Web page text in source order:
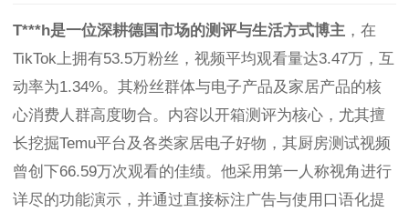
T***h是一位深耕德国市场的测评与生活方式博主 ，在
TikTok上拥有53.5万粉丝，视频平均观看量达3.47万，互
动率为1.34%。其粉丝群体与电子产品及家居产品的核
心消费人群高度吻合。内容以开箱测评为核心，尤其擅
长挖掘Temu平台及各类家居电子好物，其厨房测试视频
曾创下66.59万次观看的佳绩。他采用第一人称视角进行
详尽的功能演示，并通过直接标注广告与使用口语化提